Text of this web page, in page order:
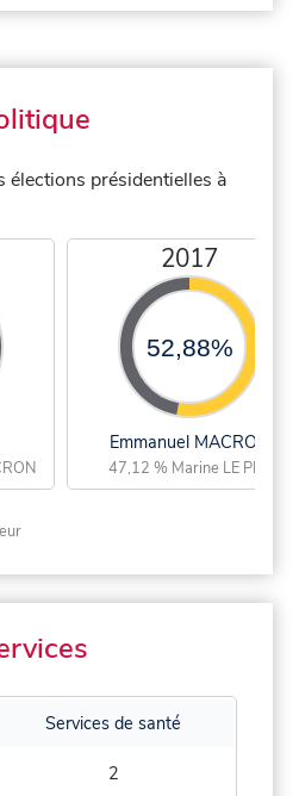
élections présidentielles à
2017
52,88%
Emmanuel MACRON
47,12 % Marine LE PEN
Services de santé
2